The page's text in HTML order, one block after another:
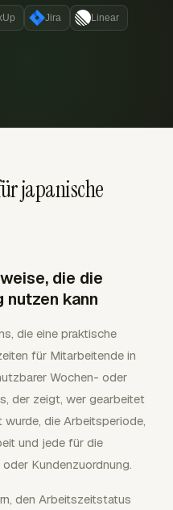
Jira Linear
japanische
die die
nutzen kann
die eine praktische
für Mitarbeitende in
Wochen- oder
der zeigt, wer gearbeitet
die Arbeitsperiode,
und jede für die
Kundenzuordnung.
den Arbeitszeitstatus